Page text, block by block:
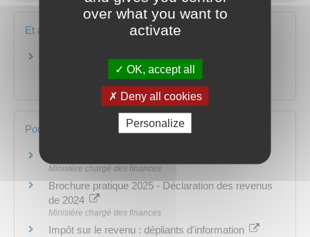
Et aussi
Impôt sur le revenu - Pensions alimentaires
versées aux enfants (déduction)
Argent - Impôts - Consommation
Pour en savoir plus
Ministère chargé des finances
Brochure pratique 2025 - Déclaration des revenus
de 2024
Ministère chargé des finances
Impôt sur le revenu : dépliants d'information
over what you want to
activate
OK, accept all
Deny all cookies
Personalize